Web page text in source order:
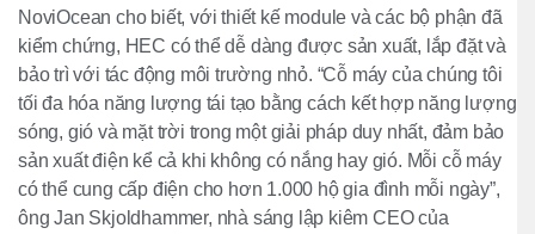
NoviOcean cho biết, với thiết kế module và các bộ phận đã
kiểm chứng, HEC có thể dễ dàng được sản xuất, lắp đặt và
bảo trì với tác động môi trường nhỏ. “Cỗ máy của chúng tôi
tối đa hóa năng lượng tái tạo bằng cách kết hợp năng lượng
sóng, gió và mặt trời trong một giải pháp duy nhất, đảm bảo
sản xuất điện kể cả khi không có nắng hay gió. Mỗi cỗ máy
có thể cung cấp điện cho hơn 1.000 hộ gia đình mỗi ngày”,
ông Jan Skjoldhammer, nhà sáng lập kiêm CEO của